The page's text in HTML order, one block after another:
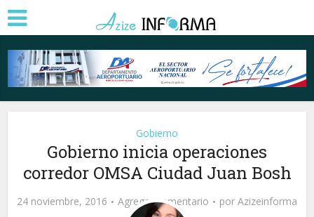
Gobierno
Gobierno inicia operaciones
corredor OMSA Ciudad Juan Bosh
24 noviembre, 2016 Agregar comentario por Azizeinforma